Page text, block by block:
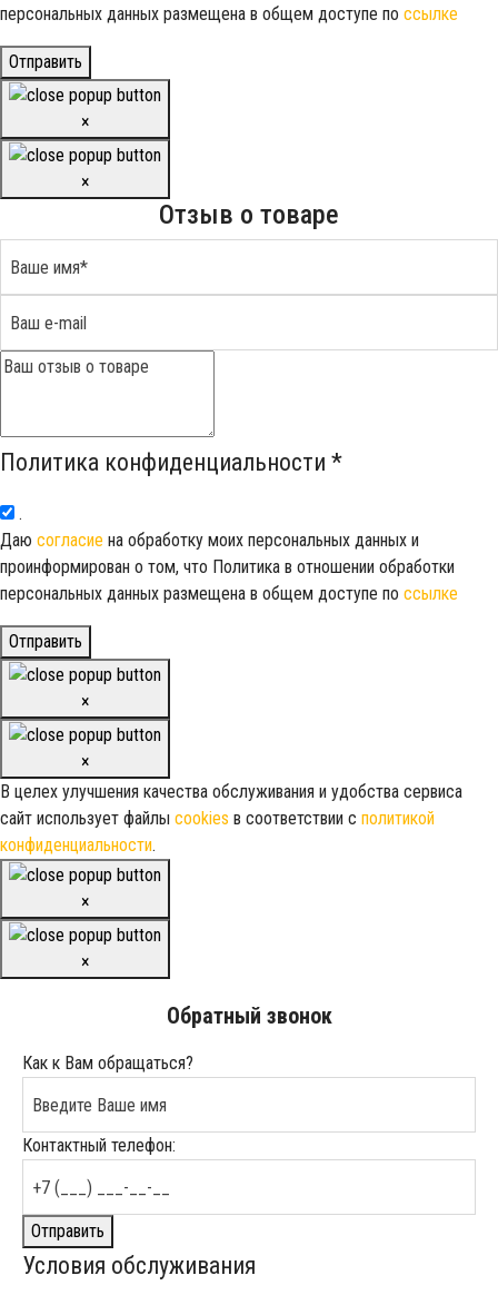
персональных данных размещена в общем доступе по ссылке
Отправить
×
×
Отзыв о товаре
Политика конфиденциальности *
.
Даю согласие на обработку моих персональных данных и
проинформирован о том, что Политика в отношении обработки
персональных данных размещена в общем доступе по ссылке
Отправить
×
×
В целех улучшения качества обслуживания и удобства сервиса
сайт использует файлы cookies в соответствии с политикой
конфиденциальности.
×
×
Обратный звонок
Как к Вам обращаться?
Контактный телефон:
Отправить
Условия обслуживания